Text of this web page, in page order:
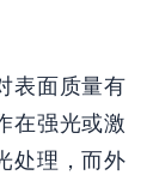
表面质量有
在强光或激
处理，而外